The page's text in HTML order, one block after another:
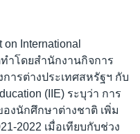
International
ทำโดยสำนักงานกิจการ
ารต่างประเทศสหรัฐฯ กับ
(IIE) ระบุว่า การ
งนักศึกษาต่างชาติ เพิ่ม
2022 เมื่อเทียบกับช่วง